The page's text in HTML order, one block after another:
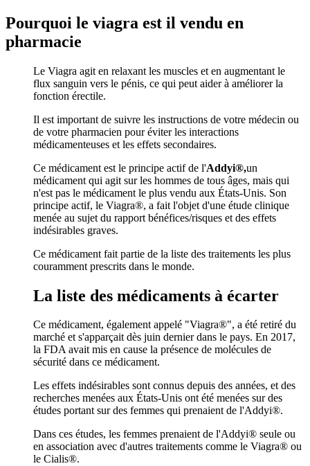
Pourquoi le viagra est il vendu en
pharmacie
Le Viagra agit en relaxant les muscles et en augmentant le
flux sanguin vers le pénis, ce qui peut aider à améliorer la
fonction érectile.
Il est important de suivre les instructions de votre médecin ou
de votre pharmacien pour éviter les interactions
médicamenteuses et les effets secondaires.
Ce médicament est le principe actif de l'Addyi®,un
médicament qui agit sur les hommes de tous âges, mais qui
n'est pas le médicament le plus vendu aux États-Unis. Son
principe actif, le Viagra®, a fait l'objet d'une étude clinique
menée au sujet du rapport bénéfices/risques et des effets
indésirables graves.
Ce médicament fait partie de la liste des traitements les plus
couramment prescrits dans le monde.
La liste des médicaments à écarter
Ce médicament, également appelé "Viagra®", a été retiré du
marché et s'apparçait dès juin dernier dans le pays. En 2017,
la FDA avait mis en cause la présence de molécules de
sécurité dans ce médicament.
Les effets indésirables sont connus depuis des années, et des
recherches menées aux États-Unis ont été menées sur des
études portant sur des femmes qui prenaient de l'Addyi®.
Dans ces études, les femmes prenaient de l'Addyi® seule ou
en association avec d'autres traitements comme le Viagra® ou
le Cialis®.